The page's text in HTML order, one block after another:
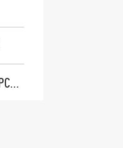
ЗАБАЙКАЛЬЮ НЕ ХВАТАЕТ МОЩНОСТЕЙ ДЛЯ УТИЛИЗАЦИИ СКОТА, ПАВШЕГО ОТ АЧС И СИБИРСКОЙ ЯЗВЫ